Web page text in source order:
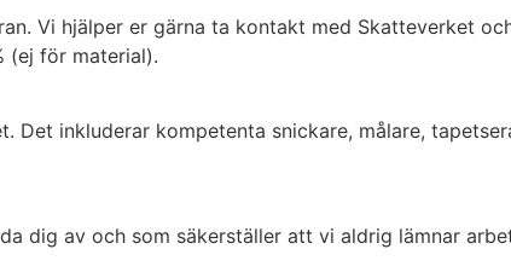
Vi hjälper er gärna ta kontakt med Skatteverket
(ej för material).
Det inkluderar kompetenta snickare, målare,
dig av och som säkerställer att vi aldrig lämnar